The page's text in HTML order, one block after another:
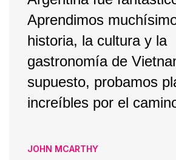
Aprendimos
historia, la cultura y la
gastronomía de
supuesto, probamos
increíbles por el
JOHN MCARTHY